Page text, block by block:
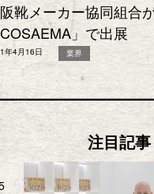
靴メーカー協同組合
」で出展
年4月16日 業界
注目記事